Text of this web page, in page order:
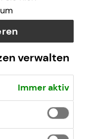
Generation –
eine finanziell
verwalten
Immer aktiv